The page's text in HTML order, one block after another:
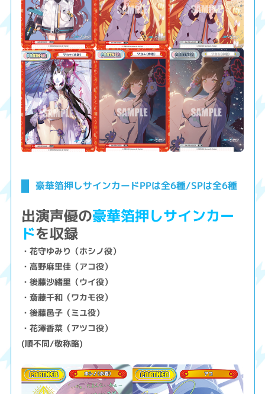
豪華箔押しサインカードPPは全6種/SPは全6種
出演声優の豪華箔押しサインカー
ドを収録
・花守ゆみり（ホシノ役）
・高野麻里佳（アコ役）
・後藤沙緒里（ウイ役）
・斎藤千和（ワカモ役）
・後藤邑子（ミユ役）
・花澤香菜（アツコ役）
(順不同/敬称略)